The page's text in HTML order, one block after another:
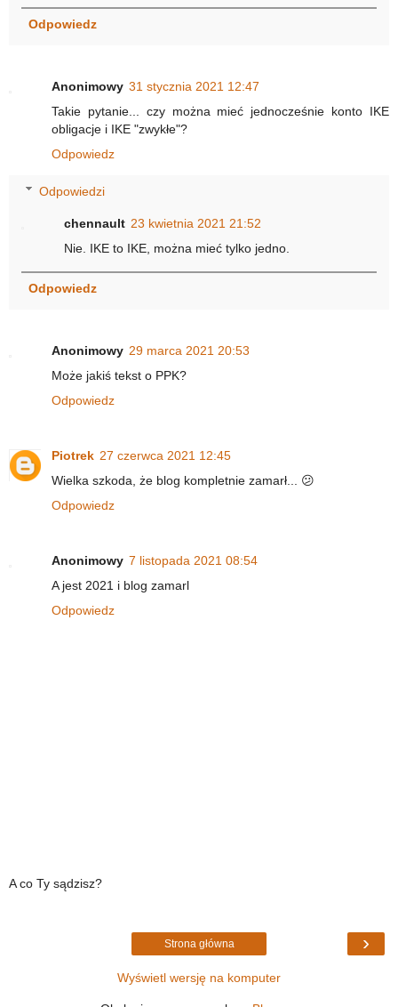
Odpowiedz
Anonimowy 31 stycznia 2021 12:47
Takie pytanie... czy można mieć jednocześnie konto IKE
obligacje i IKE "zwykłe"?
Odpowiedz
Odpowiedzi
chennault 23 kwietnia 2021 21:52
Nie. IKE to IKE, można mieć tylko jedno.
Odpowiedz
Anonimowy 29 marca 2021 20:53
Może jakiś tekst o PPK?
Odpowiedz
Piotrek 27 czerwca 2021 12:45
Wielka szkoda, że blog kompletnie zamarł... 😕
Odpowiedz
Anonimowy 7 listopada 2021 08:54
A jest 2021 i blog zamarl
Odpowiedz
A co Ty sądzisz?
›
Strona główna
Wyświetl wersję na komputer